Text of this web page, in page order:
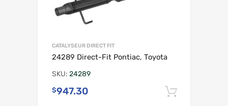
CATALYSEUR DIRECT FIT
24289 Direct-Fit Pontiac, Toyota
SKU: 24289
$947.30